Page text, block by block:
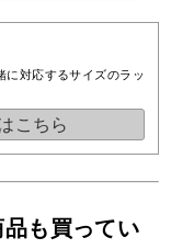
に対応するサイズのラッ
こちら